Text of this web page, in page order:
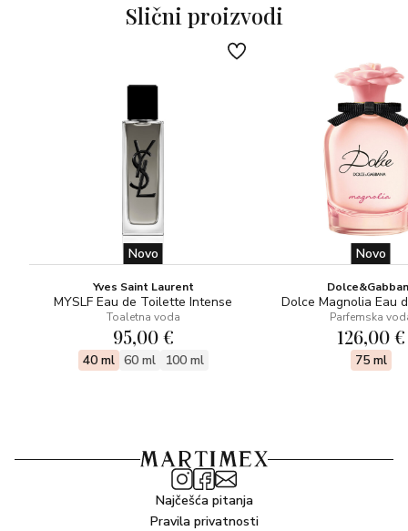
Slični proizvodi
Novo
Yves Saint Laurent
MYSLF Eau de Toilette Intense
Toaletna voda
95,00 €
40 ml 60 ml 100 ml
Novo
Dolce Magnolia Eau
Parfemska
126,00 €
75 ml
Najčešća pitanja
Pravila privatnosti